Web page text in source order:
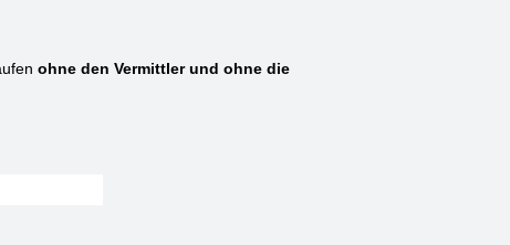
ohne den Vermittler und ohne die